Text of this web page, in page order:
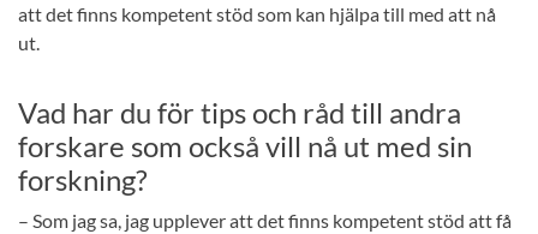
att det finns kompetent stöd som kan hjälpa till med att nå
ut.
Vad har du för tips och råd till andra
forskare som också vill nå ut med sin
forskning?
– Som jag sa, jag upplever att det finns kompetent stöd att få